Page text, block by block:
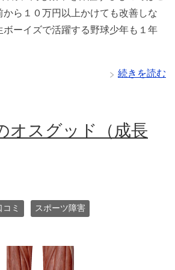
から１０万円以上かけても改善しな
ボーイズで活躍する野球少年も１年
続きを読む
オスグッド（成長
ミ スポーツ障害